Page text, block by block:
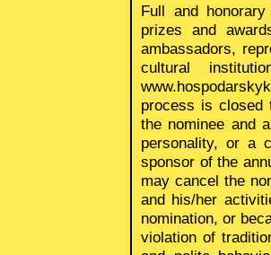
Full and
prizes and
ambassadors,
cultural
process is closed
the nominee and
personality, or a
sponsor of the
may cancel the
and his/her
nomination, or
violation of